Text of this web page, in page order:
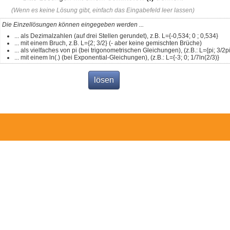
(Wenn es keine Lösung gibt, einfach das Eingabefeld leer lassen)
Die Einzellösungen können eingegeben werden ...
... als Dezimalzahlen (auf drei Stellen gerundet), z.B. L={-0,534; 0 ; 0,534}
... mit einem Bruch, z.B. L={2; 3/2} (- aber keine gemischten Brüche)
... als vielfaches von pi (bei trigonometrischen Gleichungen), (z.B.: L={pi; 3/
... mit einem ln(.) (bei Exponential-Gleichungen), (z.B.: L={-3; 0; 1/7ln(2/3)}